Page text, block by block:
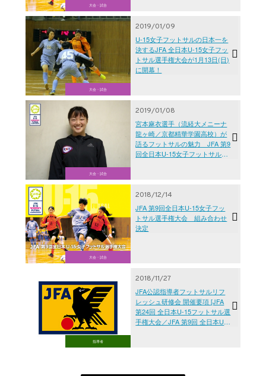
大会・試合
大会・試合
2019/01/09
U-15女子フットサルの日本一を
決するJFA 全日本U-15女子フッ
トサル選手権大会が1月13日(日)
に開幕！
大会・試合
2019/01/08
宮本麻衣選手（流経大メニーナ
龍ヶ崎／京都精華学園高校）が
語るフットサルの魅力 JFA 第9
回全日本U-15女子フットサル選
大会・試合
2018/12/14
JFA 第9回全日本U-15女子フッ
トサル選手権大会 組み合わせ
決定
指導者
2018/11/27
JFA公認指導者フットサルリフ
レッシュ研修会 開催要項 [JFA
第24回 全日本U-15フットサル選
手権大会／JFA 第9回 全日本U-